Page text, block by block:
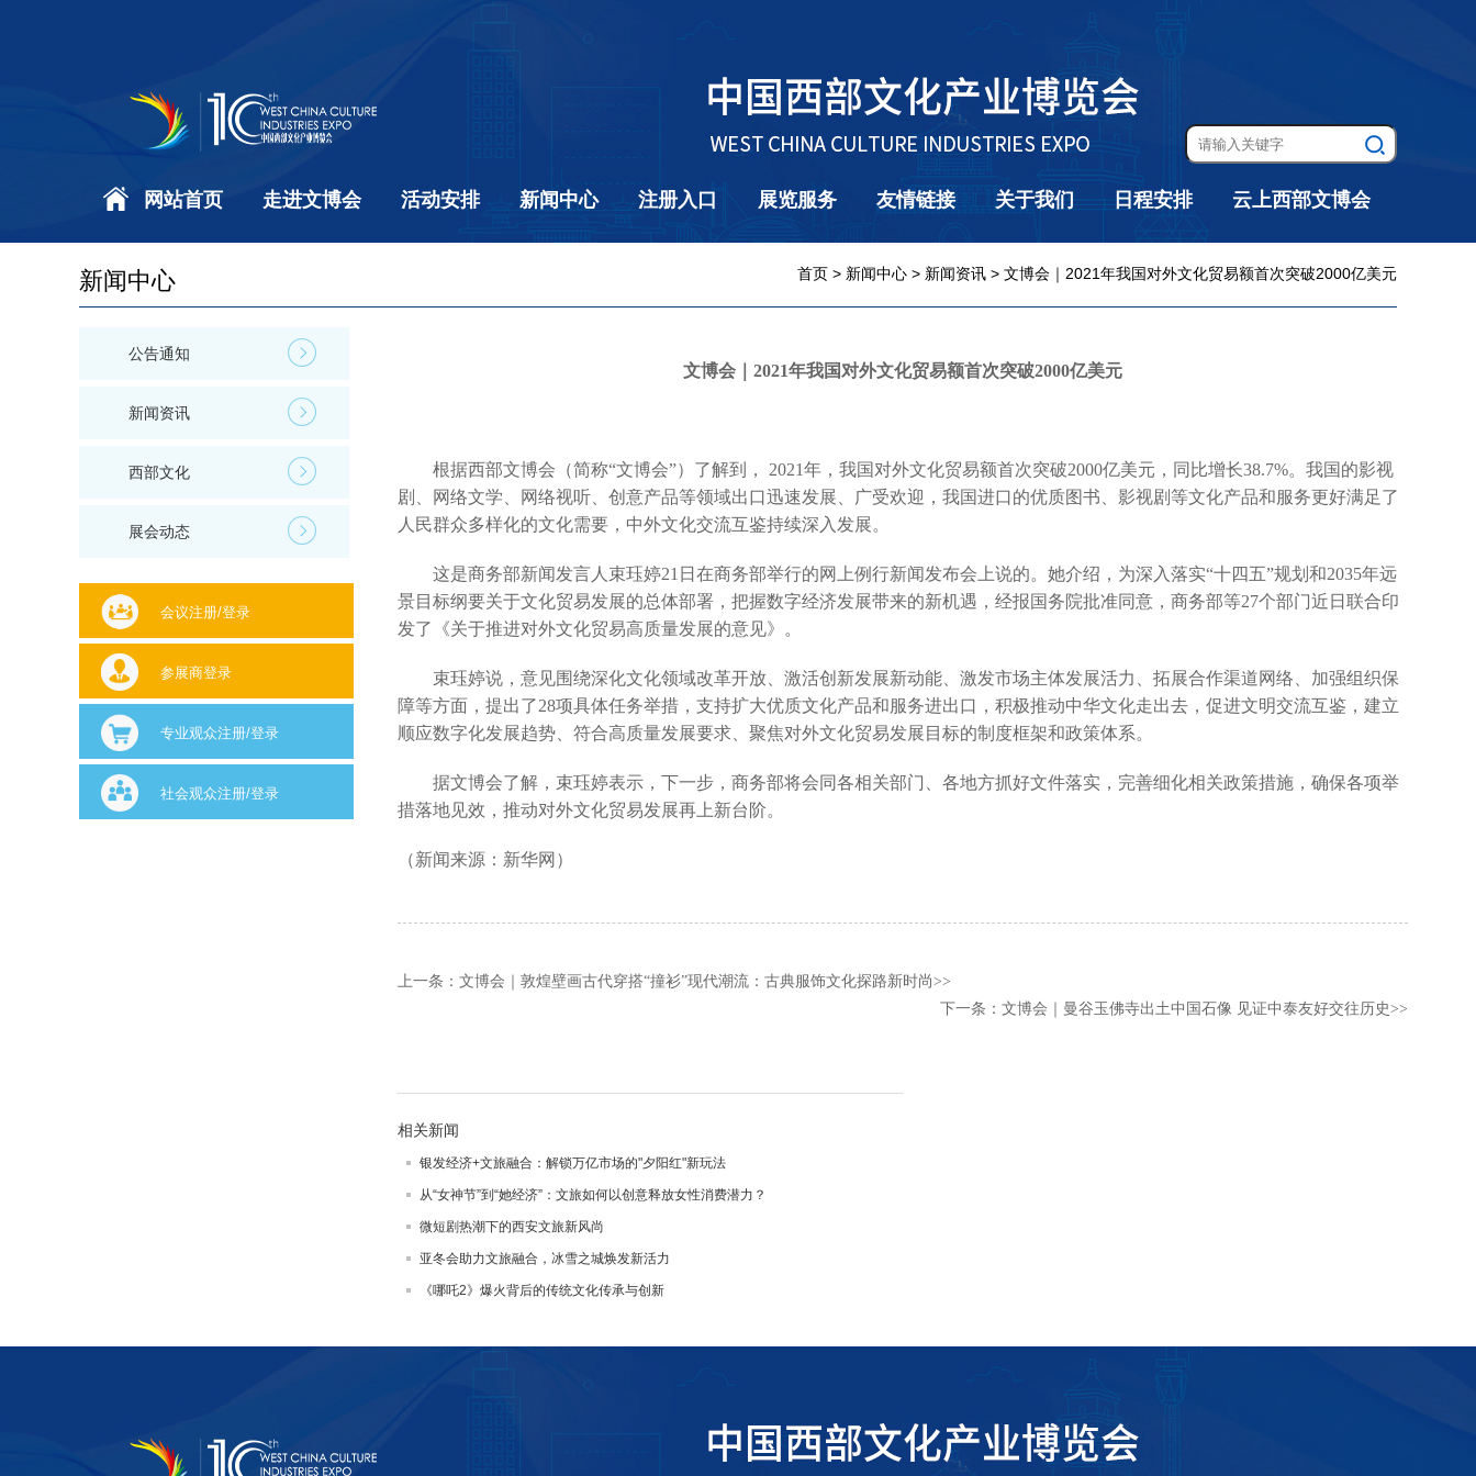
网站首页 走进文博会 活动安排 新闻中心 注册入口 展览服务 友情链接 关于我们 日程安排 云上西部文博会
新闻中心 首页 > 新闻中心 > 新闻资讯 > 文博会｜2021年我国对外文化贸易额首次突破2000亿美元
公告通知
新闻资讯
西部文化
展会动态
会议注册/登录
参展商登录
专业观众注册/登录
社会观众注册/登录
文博会｜2021年我国对外文化贸易额首次突破2000亿美元
根据西部文博会（简称“文博会”）了解到， 2021年，我国对外文化贸易额首次突破2000亿美元，同比增长38.7%。我国的影视
剧、网络文学、网络视听、创意产品等领域出口迅速发展、广受欢迎，我国进口的优质图书、影视剧等文化产品和服务更好满足了
人民群众多样化的文化需要，中外文化交流互鉴持续深入发展。
这是商务部新闻发言人束珏婷21日在商务部举行的网上例行新闻发布会上说的。她介绍，为深入落实“十四五”规划和2035年远
景目标纲要关于文化贸易发展的总体部署，把握数字经济发展带来的新机遇，经报国务院批准同意，商务部等27个部门近日联合印
发了《关于推进对外文化贸易高质量发展的意见》。
束珏婷说，意见围绕深化文化领域改革开放、激活创新发展新动能、激发市场主体发展活力、拓展合作渠道网络、加强组织保
障等方面，提出了28项具体任务举措，支持扩大优质文化产品和服务进出口，积极推动中华文化走出去，促进文明交流互鉴，建立
顺应数字化发展趋势、符合高质量发展要求、聚焦对外文化贸易发展目标的制度框架和政策体系。
据文博会了解，束珏婷表示，下一步，商务部将会同各相关部门、各地方抓好文件落实，完善细化相关政策措施，确保各项举
措落地见效，推动对外文化贸易发展再上新台阶。
（新闻来源：新华网）
上一条： 文博会｜敦煌壁画古代穿搭“撞衫”现代潮流：古典服饰文化探路新时尚>>
下一条： 文博会｜曼谷玉佛寺出土中国石像 见证中泰友好交往历史>>
相关新闻
银发经济+文旅融合：解锁万亿市场的"夕阳红"新玩法
从“女神节”到“她经济”：文旅如何以创意释放女性消费潜力？
微短剧热潮下的西安文旅新风尚
亚冬会助力文旅融合，冰雪之城焕发新活力
《哪吒2》爆火背后的传统文化传承与创新